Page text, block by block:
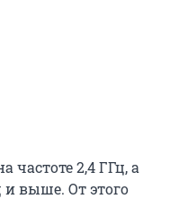
частоте 2,4 ГГц, а
выше. От этого